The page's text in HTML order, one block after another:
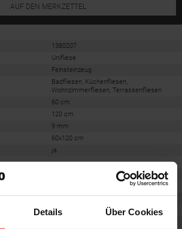
Details Über Cookies
AUF DEN MERKZETTEL
1380207
Unifliese
Feinsteinzeug
Badfliesen, Küchenfliesen,
Wohnzimmerfliesen, Terrassenfliesen
60 cm
120 cm
9 mm
60x120 cm
ja
-
matt
ja